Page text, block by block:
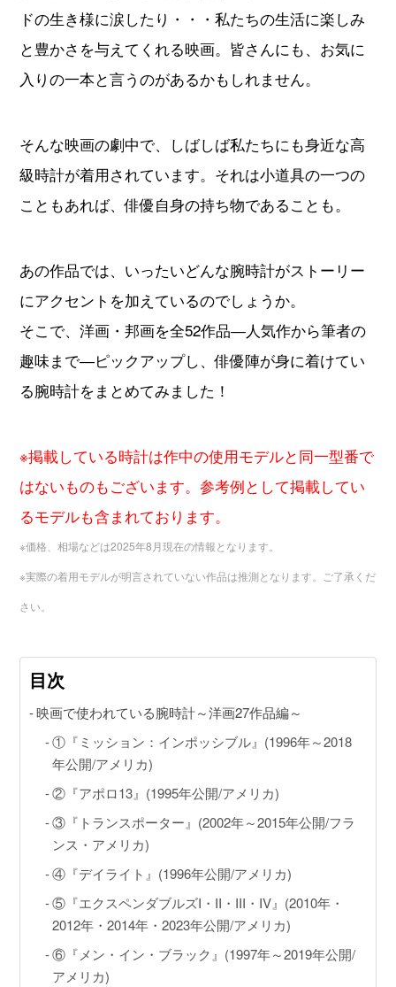
チューダー タグホイヤー
パネライ ブレゲ
すべてのブランドから探す
新着記事
腕時計入門ガイド
腕時計メンテナンス大全
腕時計クイズ
おすすめコンテンツをGINZA RASINスタッフがご紹介
GINZA RASIN Youtubeチャンネル
GINZA RASINオンラインショップ
ドの生き様に涙したり・・・私たちの生活に楽しみ
と豊かさを与えてくれる映画。皆さんにも、お気に
入りの一本と言うのがあるかもしれません。
そんな映画の劇中で、しばしば私たちにも身近な高
級時計が着用されています。それは小道具の一つの
こともあれば、俳優自身の持ち物であることも。
あの作品では、いったいどんな腕時計がストーリー
にアクセントを加えているのでしょうか。
そこで、洋画・邦画を全52作品―人気作から筆者の
趣味まで―ピックアップし、俳優陣が身に着けてい
る腕時計をまとめてみました！
※掲載している時計は作中の使用モデルと同一型番で
はないものもございます。参考例として掲載してい
るモデルも含まれております。
※価格、相場などは2025年8月現在の情報となります。
※実際の着用モデルが明言されていない作品は推測となります。ご了承くだ
さい。
目次
映画で使われている腕時計～洋画27作品編～
①『ミッション：インポッシブル』(1996年～2018
年公開/アメリカ)
②『アポロ13』(1995年公開/アメリカ)
③『トランスポーター』(2002年～2015年公開/フラ
ンス・アメリカ)
④『デイライト』(1996年公開/アメリカ)
⑤『エクスペンダブルズI・II・III・IV』(2010年・
2012年・2014年・2023年公開/アメリカ)
⑥『メン・イン・ブラック』(1997年～2019年公開/
アメリカ)